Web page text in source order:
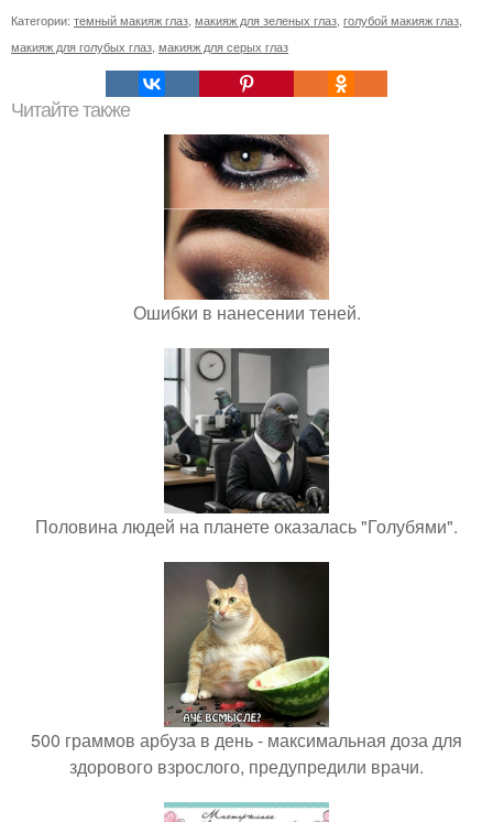
Категории: темный макияж глаз макияж для зеленых глаз голубой макияж глаз
макияж для голубых глаз макияж для серых глаз
Читайте также
Ошибки в нанесении теней.
Половина людей на планете оказалась "Голубями".
500 граммов арбуза в день - максимальная доза для
здорового взрослого, предупредили врачи.